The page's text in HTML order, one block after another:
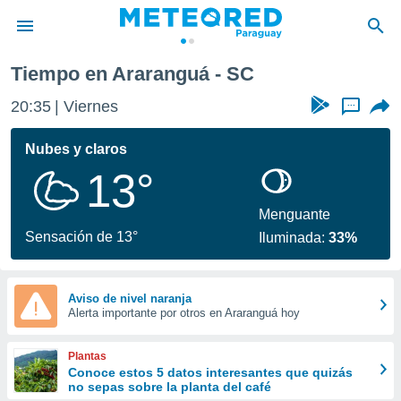
de
ha
calidad.
a este
las
y
forma
digital
basada
Tiempo en Araranguá - SC
20:35 Viernes ...
Nubes y claros
13°
Sensación de 13°
Menguante
Iluminada:33%
Aviso de nivel naranja
Alerta importante por otros en Araranguá hoy
Plantas
Conoce estos 5 datos interesantes que quizás
no sepas sobre la planta del café